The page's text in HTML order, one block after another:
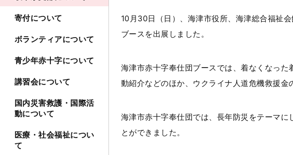
寄付について
ボランティアについて
青少年赤十字について
講習会について
国内災害救護・国際活
動について
医療・社会福祉につい
て
10 月30日（日）、海津市役所、海津総合福祉
ブースを出展しました。
海津市赤十字奉仕団ブースでは、着なくなった
動紹介などのほか、ウクライナ人道危機救援金
海津市赤十字奉仕団では、長年防災をテーマ
とができました。